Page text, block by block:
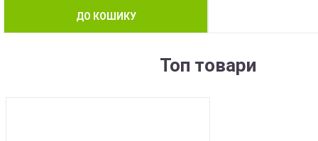
ДО КОШИКУ
Топ товари